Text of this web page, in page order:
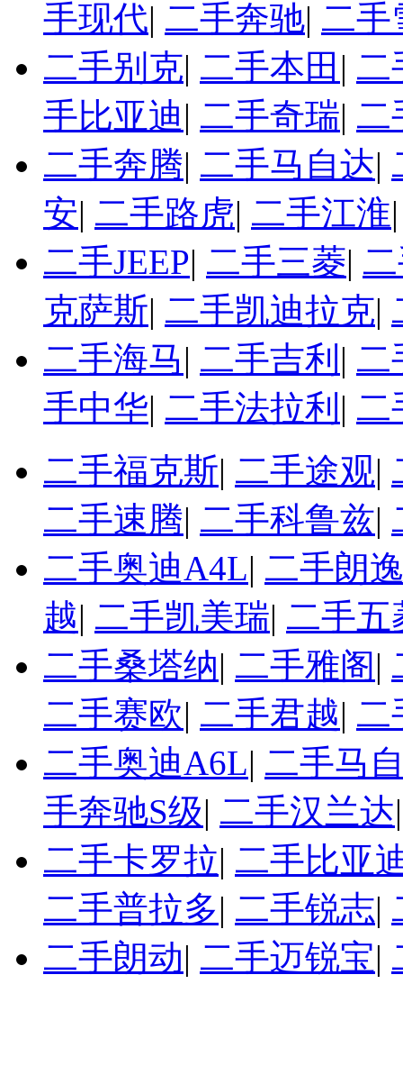
手现代| 二手奔驰| 二手
二手别克| 二手本田 | 二
手比亚迪| 二手奇瑞| 二
二手奔腾| 二手马自达|
安| 二手路虎| 二手江淮
二手JEEP| 二手三菱|
克萨斯| 二手凯迪拉克|
二手海马| 二手吉利 | 二
手中华| 二手法拉利 | 二
二手福克斯| 二手途观|
二手速腾| 二手科鲁兹|
二手奥迪A4L| 二手朗
越| 二手凯美瑞| 二手五
二手桑塔纳| 二手雅阁|
二手赛欧| 二手君越| 二
二手奥迪A6L| 二手马
手奔驰S级| 二手汉兰达
二手卡罗拉| 二手比亚
二手普拉多| 二手锐志|
二手朗动| 二手迈锐宝|